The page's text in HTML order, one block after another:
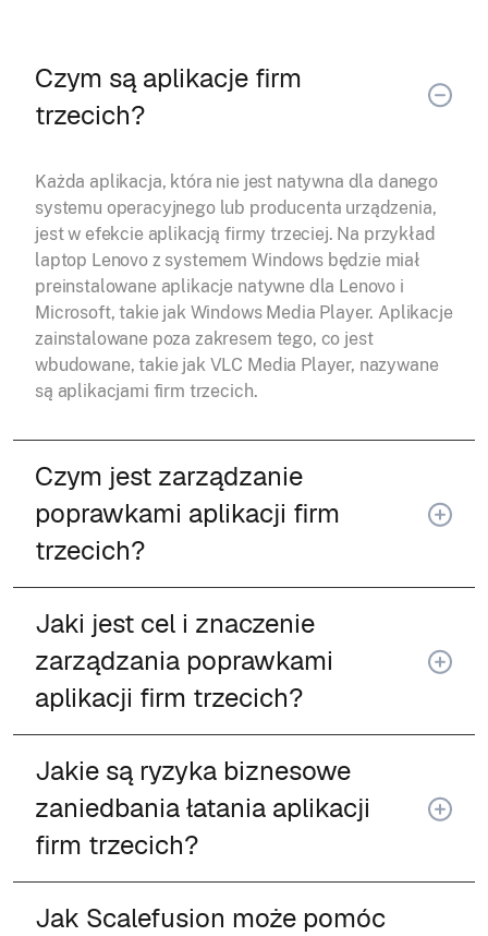
Czym są aplikacje firm
trzecich?
Każda aplikacja, która nie jest natywna dla danego
systemu operacyjnego lub producenta urządzenia,
jest w efekcie aplikacją firmy trzeciej. Na przykład
laptop Lenovo z systemem Windows będzie miał
preinstalowane aplikacje natywne dla Lenovo i
Microsoft, takie jak Windows Media Player. Aplikacje
zainstalowane poza zakresem tego, co jest
wbudowane, takie jak VLC Media Player, nazywane
są aplikacjami firm trzecich.
Czym jest zarządzanie
poprawkami aplikacji firm
trzecich?
Jaki jest cel i znaczenie
zarządzania poprawkami
aplikacji firm trzecich?
Jakie są ryzyka biznesowe
zaniedbania łatania aplikacji
firm trzecich?
Jak Scalefusion może pomóc